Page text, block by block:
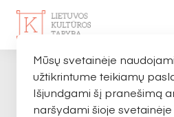
PAGRINDINISAPIE MUS
Mūsų svetainėje
užtikrintume teikiamų
Išjundgami šį pranešimą
naršydami šioje